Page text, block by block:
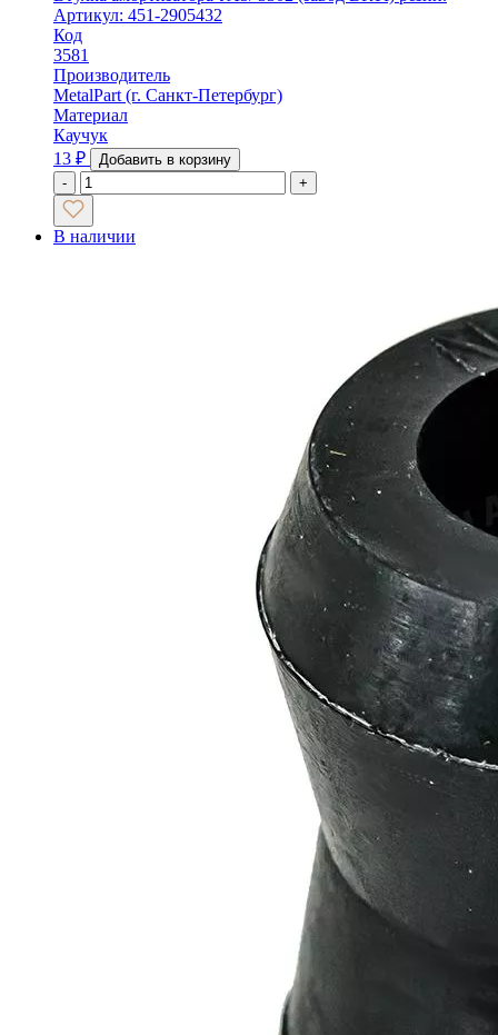
Артикул: 451-2905432
Код
3581
Производитель
MetalPart (г. Санкт-Петербург)
Материал
Каучук
13 ₽
Добавить в корзину
-
+
В наличии